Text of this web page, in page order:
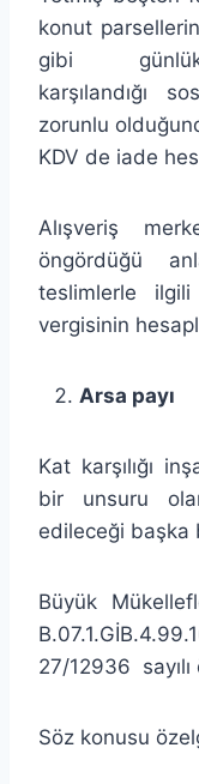
konut
gibi
karşılandığı
zorunlu
KDV de iade
Alışveriş
öngördüğü
teslimlerle
vergisinin
Arsa payı
Kat karşılığı
bir unsuru
edileceği başka
Büyük
27/12936 sayılı
Söz konusu